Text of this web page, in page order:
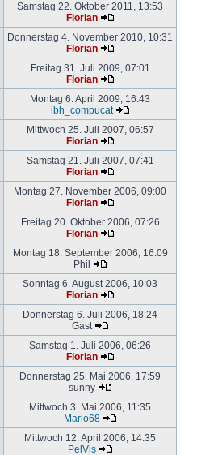
Samstag 22. Oktober 2011, 13:53
Florian
Donnerstag 4. November 2010, 10:31
Florian
Freitag 31. Juli 2009, 07:01
Florian
Montag 6. April 2009, 16:43
ibh_compucat
Mittwoch 25. Juli 2007, 06:57
Florian
Samstag 21. Juli 2007, 07:41
Florian
Montag 27. November 2006, 09:00
Florian
Freitag 20. Oktober 2006, 07:26
Florian
Montag 18. September 2006, 16:09
Phil
Sonntag 6. August 2006, 10:03
Florian
Donnerstag 6. Juli 2006, 18:24
Gast
Samstag 1. Juli 2006, 06:26
Florian
Donnerstag 25. Mai 2006, 17:59
sunny
Mittwoch 3. Mai 2006, 11:35
Mario68
Mittwoch 12. April 2006, 14:35
PelVis